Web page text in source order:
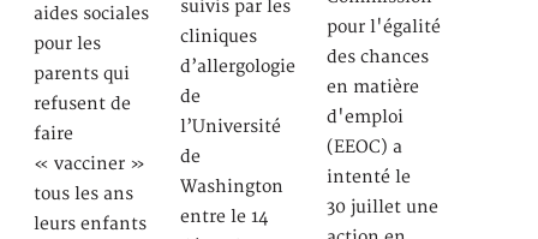
aides sociales
pour les
parents qui
refusent de
faire
« vacciner »
tous les ans
leurs enfants
suivis par les
cliniques
d’allergologie
de
l’Université
de
Washington
entre le 14
pour l'égalité
des chances
en matière
d'emploi
(EEOC) a
intenté le
30 juillet une